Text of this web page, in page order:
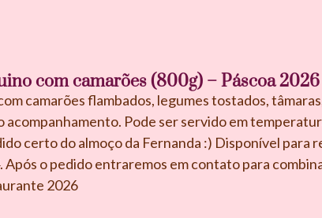
com camarões (800g) – Páscoa 2026
camarões flambados, legumes tostados,
acompanhamento. Pode ser servido em
certo do almoço da Fernanda :) Disponível para
Após o pedido entraremos em contato para
2026